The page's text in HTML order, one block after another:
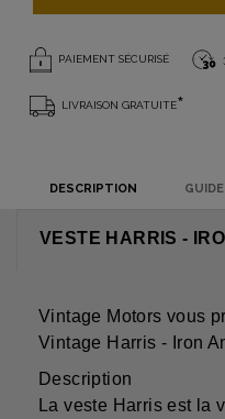
PAIEMENT SÉCURISÉ
LIVRAISON GRATUITE*
DESCRIPTION
VESTE HARRIS -
Vintage Motors vous
Vintage Harris - Iron
Description
La veste Harris est la